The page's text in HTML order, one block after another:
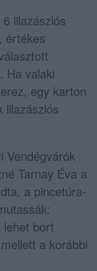
lilazászlós
értékes
Ha valaki
egy karton
lilazászlós
Vendégvárók
Tarnay Éva a
a pincetúra-
lehet bort
a korábbi